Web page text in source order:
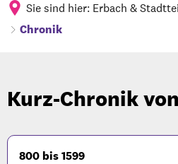
Sie sind hier: Erbach &
Chronik
Kurz-Chronik
800 bis 1599